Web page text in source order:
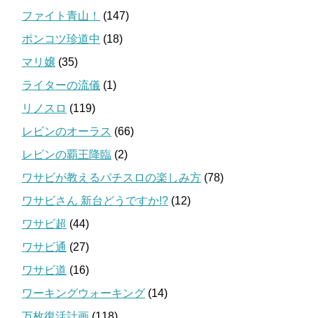
ファイト青山！
(147)
ポンコツ珍道中 (18)
マリ嬢 (35)
ライターの流儀 (1)
リノスロ (119)
レビンのオーラス (66)
レビンの覇王降臨 (2)
ワサビが教えるパチスロの楽しみ方 (78)
ワサビさん 新台どうですか!? (12)
ワサビ超 (44)
ワサビ通 (27)
ワサビ道 (16)
ワーキングウォーキング (14)